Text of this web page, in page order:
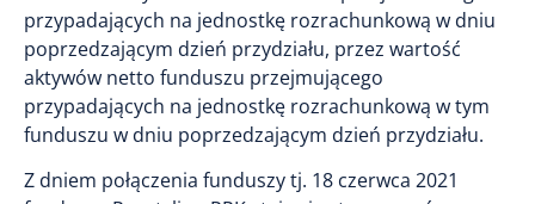
przypadających na jednostkę rozrachunkową w dniu
poprzedzającym dzień przydziału, przez wartość
aktywów netto funduszu przejmującego
przypadających na jednostkę rozrachunkową w tym
funduszu w dniu poprzedzającym dzień przydziału.
Z dniem połączenia funduszy tj. 18 czerwca 2021